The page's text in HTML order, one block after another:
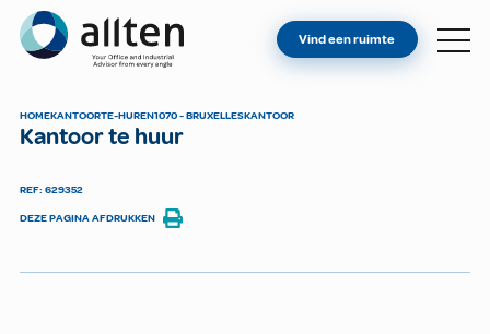
Allten
VIND EEN RUIMTE
Vind een ruimte
HOMEKANTOORTE-HUREN1070 - BRUXELLESKANTOOR
Kantoor te huur
REF: 629352
DEZE PAGINA AFDRUKKEN